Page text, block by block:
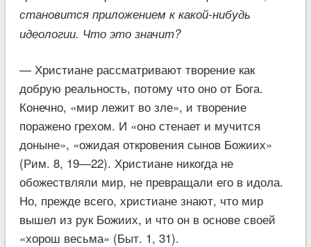
становится приложением к какой-нибудь
идеологии. Что это значит?
— Христиане рассматривают творение как
добрую реальность, потому что оно от Бога.
Конечно, «мир лежит во зле», и творение
поражено грехом. И «оно стенает и мучится
доныне», «ожидая откровения сынов Божиих»
(Рим. 8, 19—22). Христиане никогда не
обожествляли мир, не превращали его в идола.
Но, прежде всего, христиане знают, что мир
вышел из рук Божиих, и что он в основе своей
«хорош весьма» (Быт. 1, 31).